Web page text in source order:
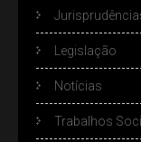
Legislação
Notícias
Trabalhos